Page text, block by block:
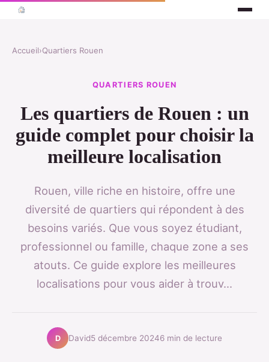
Accueil›Quartiers Rouen
QUARTIERS ROUEN
Les quartiers de Rouen : un
guide complet pour choisir la
meilleure localisation
Rouen, ville riche en histoire, offre une
diversité de quartiers qui répondent à des
besoins variés. Que vous soyez étudiant,
professionnel ou famille, chaque zone a ses
atouts. Ce guide explore les meilleures
localisations pour vous aider à trouv...
D David5 décembre 20246 min de lecture